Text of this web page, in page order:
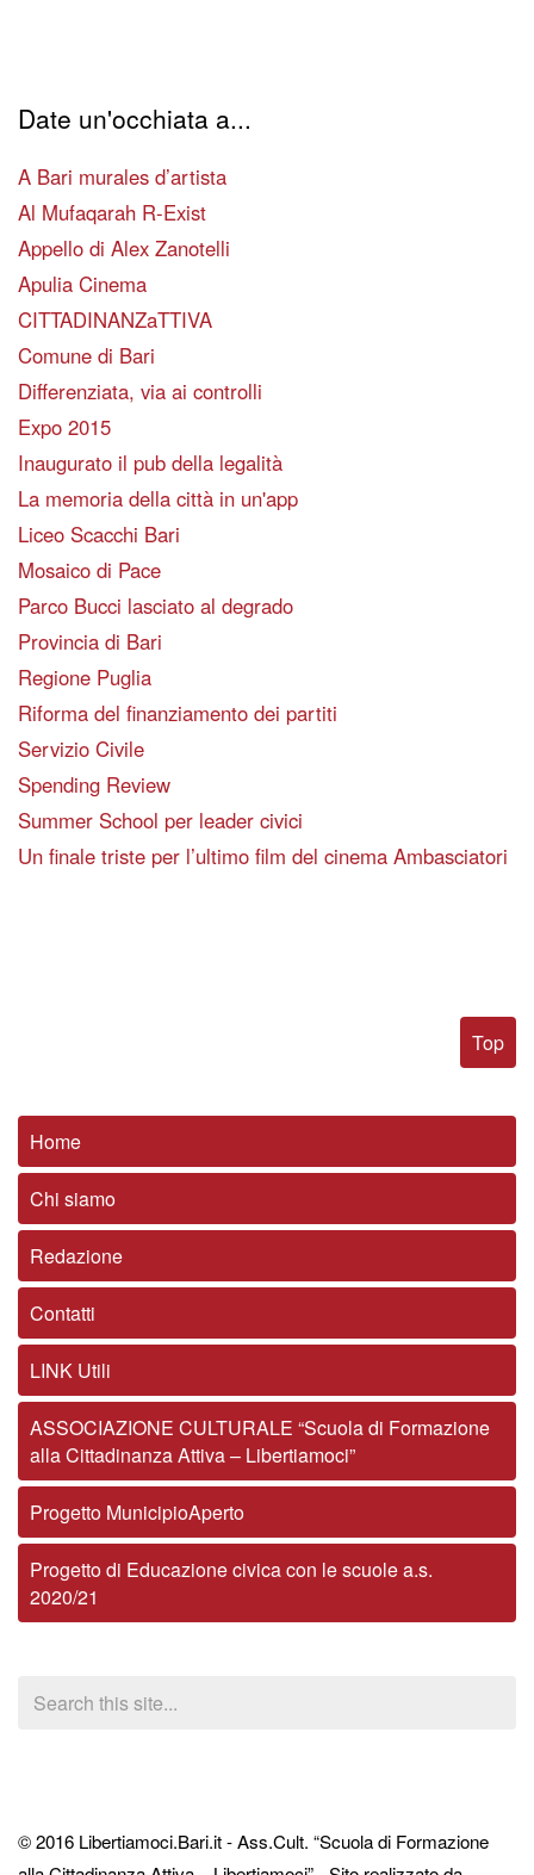
Date un'occhiata a...
A Bari murales d’artista
Al Mufaqarah R-Exist
Appello di Alex Zanotelli
Apulia Cinema
CITTADINANZaTTIVA
Comune di Bari
Differenziata, via ai controlli
Expo 2015
Inaugurato il pub della legalità
La memoria della città in un'app
Liceo Scacchi Bari
Mosaico di Pace
Parco Bucci lasciato al degrado
Provincia di Bari
Regione Puglia
Riforma del finanziamento dei partiti
Servizio Civile
Spending Review
Summer School per leader civici
Un finale triste per l’ultimo film del cinema Ambasciatori
Top
Home
Chi siamo
Redazione
Contatti
LINK Utili
ASSOCIAZIONE CULTURALE “Scuola di Formazione
alla Cittadinanza Attiva – Libertiamoci”
Progetto MunicipioAperto
Progetto di Educazione civica con le scuole a.s.
2020/21
© 2016 Libertiamoci.Bari.it - Ass.Cult. “Scuola di Formazione